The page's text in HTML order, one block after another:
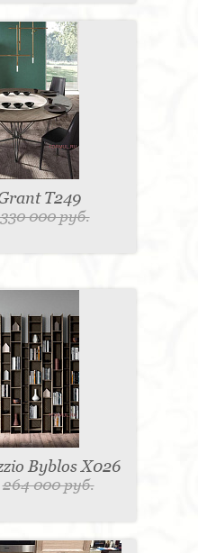
T249
330 000 руб.
Byblos X026
264 000 руб.